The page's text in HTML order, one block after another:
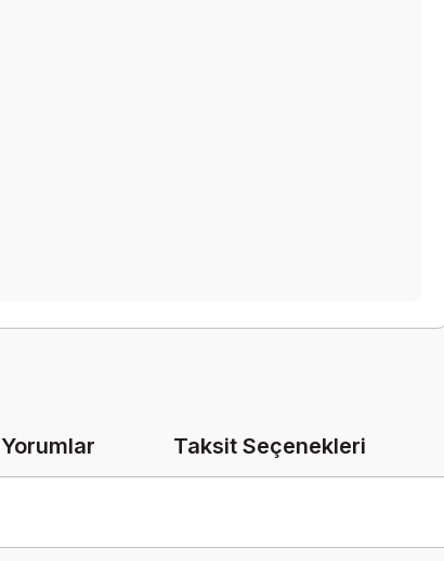
Yorumlar Taksit Seçenekleri